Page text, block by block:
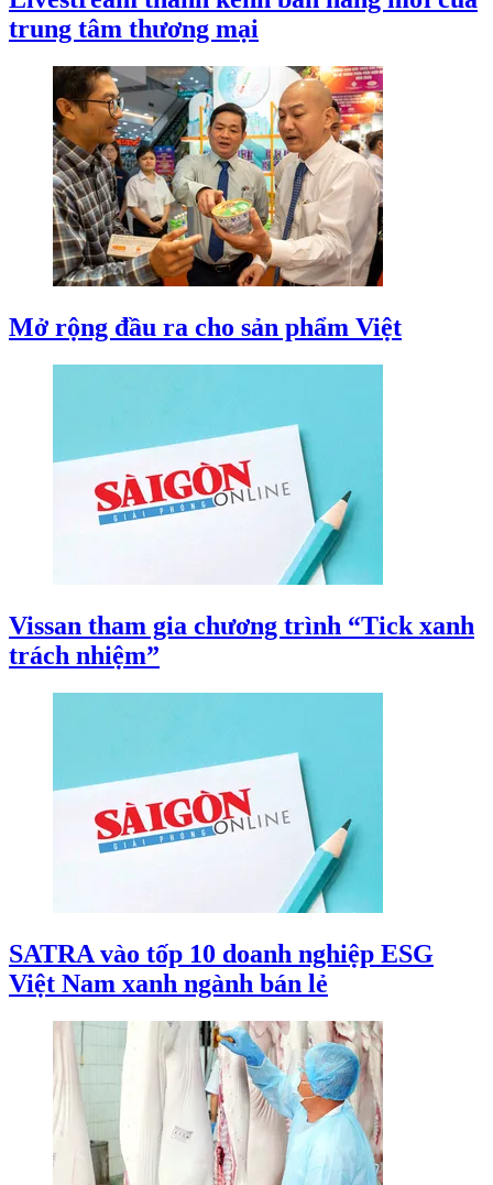
trung tâm thương mại
Mở rộng đầu ra cho sản phẩm Việt
Vissan tham gia chương trình “Tick xanh
trách nhiệm”
SATRA vào tốp 10 doanh nghiệp ESG
Việt Nam xanh ngành bán lẻ